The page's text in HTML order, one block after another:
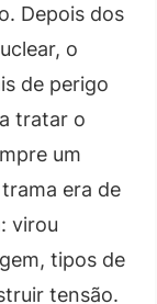
Depois dos
o
de perigo
tratar o
um
era de
virou
tipos de
tensão.